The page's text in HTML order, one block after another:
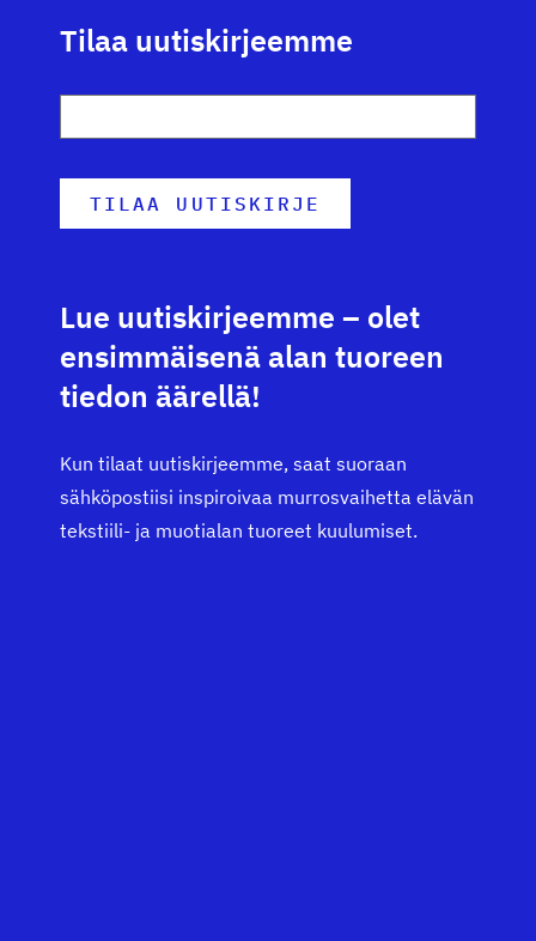
Tilaa uutiskirjeemme
Lue uutiskirjeemme – olet
ensimmäisenä alan tuoreen
tiedon äärellä!
Kun tilaat uutiskirjeemme, saat suoraan
sähköpostiisi inspiroivaa murrosvaihetta elävän
tekstiili- ja muotialan tuoreet kuulumiset.